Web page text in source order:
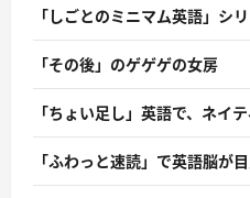
「しごとのミニマム英語」シ
「その後」のゲゲゲの女房
「ちょい足し」英語で、ネイ
「ふわっと速読」で英語脳が